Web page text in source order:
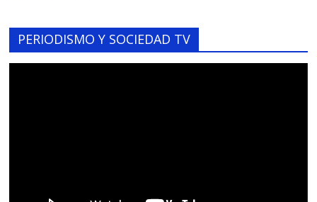
PERIODISMO Y SOCIEDAD TV